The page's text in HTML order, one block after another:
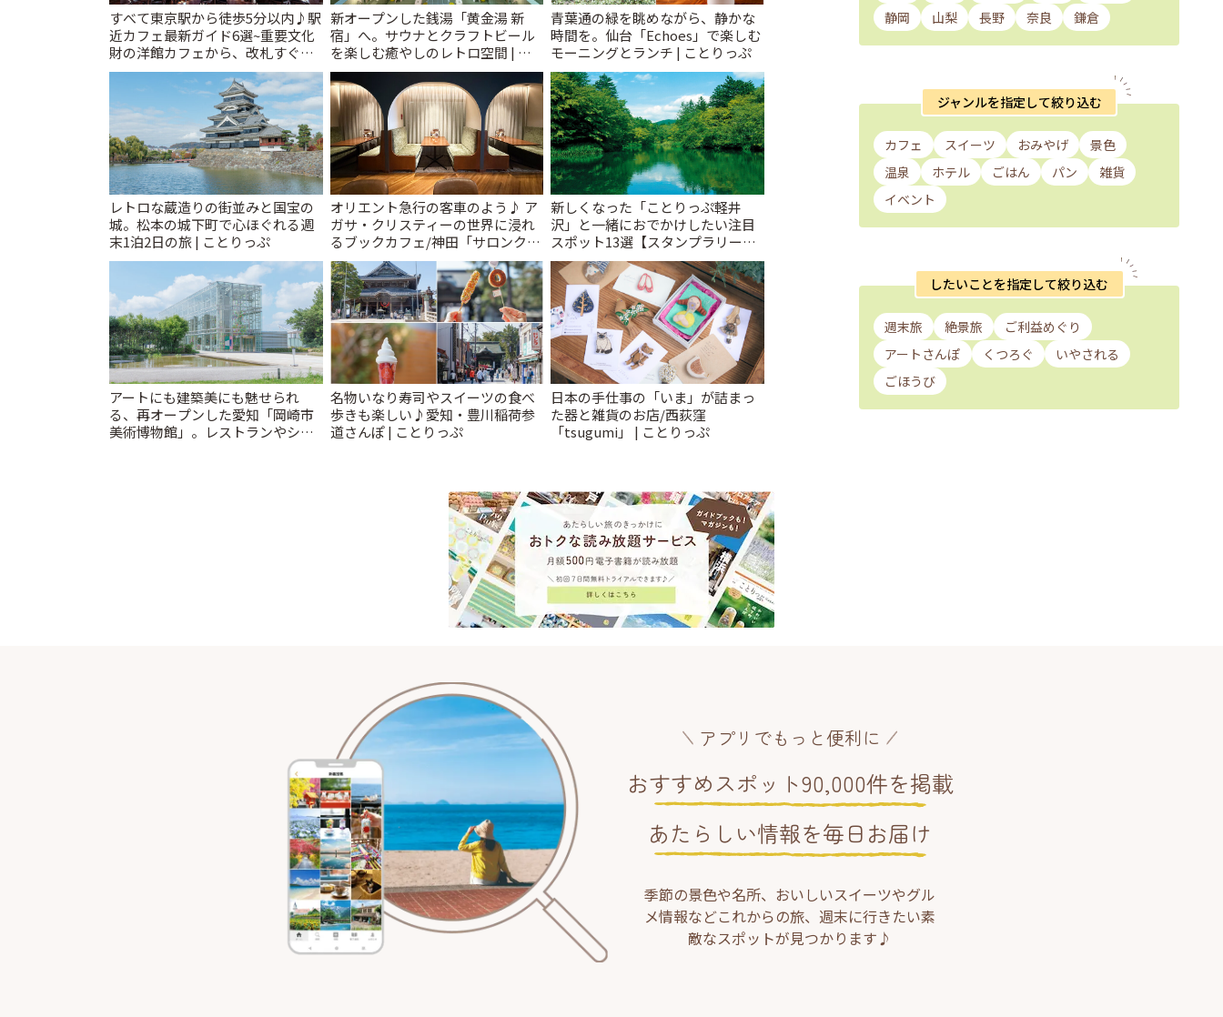
すべて東京駅から徒歩5分以内♪駅
近カフェ最新ガイド6選~重要文化
財の洋館カフェから、改札すぐの
レトロ喫茶まで~ | ことりっぷ
新オープンした銭湯「黄金湯 新
宿」へ。サウナとクラフトビール
を楽しむ癒やしのレトロ空間 | こ
とりっぷ
青葉通の緑を眺めながら、静かな
時間を。仙台「Echoes」で楽しむ
モーニングとランチ | ことりっぷ
レトロな蔵造りの街並みと国宝の
城。松本の城下町で心ほぐれる週
末1泊2日の旅 | ことりっぷ
オリエント急行の客車のよう♪ ア
ガサ・クリスティーの世界に浸れ
るブックカフェ/神田「サロンクリ
スティ」 | ことりっぷ
新しくなった「ことりっぷ軽井
沢」と一緒におでかけしたい注目
スポット13選【スタンプラリー開
催中】 | ことりっぷ
アートにも建築美にも魅せられ
る、再オープンした愛知「岡崎市
美術博物館」。レストランやショ
名物いなり寿司やスイーツの食べ
歩きも楽しい♪愛知・豊川稲荷参
道さんぽ | ことりっぷ
日本の手仕事の「いま」が詰まっ
た器と雑貨のお店/西荻窪
「tsugumi」 | ことりっぷ
静岡
山梨 長野 奈良 鎌倉
ジャンルを指定して絞り込む
カフェ スイーツ おみやげ
景色
温泉
ホテル ごはん パン
雑貨
イベント
したいことを指定して絞り込む
週末旅 絶景旅
ご利益めぐり
アートさんぽ
くつろぐ
いやされる
ごほうび
アプリでもっと便利に
おすすめスポット90,000件を掲載
あたらしい情報を毎日お届け
季節の景色や名所、おいしいスイーツやグル
メ情報などこれからの旅、週末に行きたい素
敵なスポットが見つかります♪